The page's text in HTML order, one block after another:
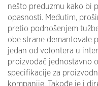
nešto preduzmu kako bi
opasnosti. Međutim,
pretio podnošenjem
obe strane demantovale
jedan od volontera u
proizvođač jednostavno
specifikacije za
kompanije. Takođe je i